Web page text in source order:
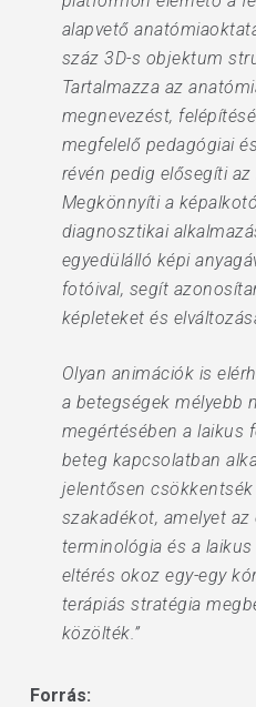
alapvető
száz 3D-s objektum
Tartalmazza az
megnevezést,
megfelelő pedagógiai
révén pedig elősegíti
Megkönnyíti a
diagnosztikai
egyedülálló képi
fotóival, segít
képleteket és
Olyan animációk is
a betegségek mélyebb
megértésében a laikus
beteg kapcsolatban
jelentősen
szakadékot, amelyet
terminológia és a
eltérés okoz egy-egy
terápiás stratégia
közölték.”
Forrás: